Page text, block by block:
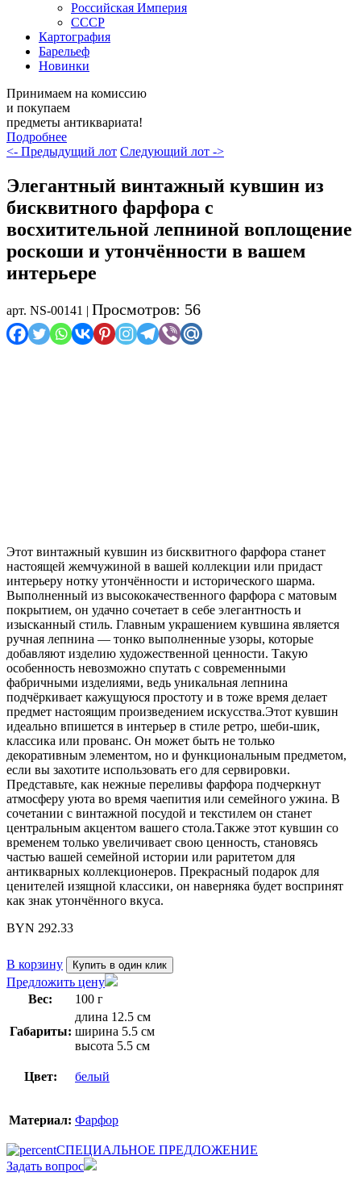
Российская Империя
СССР
Картография
Барельеф
Новинки
Принимаем на комиссию
и покупаем
предметы антиквариата!
Подробнее
<- Предыдущий лот Следующий лот ->
Элегантный винтажный кувшин из
бисквитного фарфора с
восхитительной лепниной воплощение
роскоши и утончённости в вашем
интерьере
арт. NS-00141 | Просмотров: 56
Этот винтажный кувшин из бисквитного фарфора станет
настоящей жемчужиной в вашей коллекции или придаст
интерьеру нотку утончённости и исторического шарма.
Выполненный из высококачественного фарфора с матовым
покрытием, он удачно сочетает в себе элегантность и
изысканный стиль. Главным украшением кувшина является
ручная лепнина — тонко выполненные узоры, которые
добавляют изделию художественной ценности. Такую
особенность невозможно спутать с современными
фабричными изделиями, ведь уникальная лепнина
подчёркивает кажущуюся простоту и в тоже время делает
предмет настоящим произведением искусства.Этот кувшин
идеально впишется в интерьер в стиле ретро, шеби-шик,
классика или прованс. Он может быть не только
декоративным элементом, но и функциональным предметом,
если вы захотите использовать его для сервировки.
Представьте, как нежные переливы фарфора подчеркнут
атмосферу уюта во время чаепития или семейного ужина. В
сочетании с винтажной посудой и текстилем он станет
центральным акцентом вашего стола.Также этот кувшин со
временем только увеличивает свою ценность, становясь
частью вашей семейной истории или раритетом для
антикварных коллекционеров. Прекрасный подарок для
ценителей изящной классики, он наверняка будет воспринят
как знак утончённого вкуса.
BYN 292.33
В корзину Купить в один клик
Предложить цену
Вес:
100 г
Габариты:
длина 12.5 см
ширина 5.5 см
высота 5.5 см
Цвет: белый
Материал: Фарфор
СПЕЦИАЛЬНОЕ ПРЕДЛОЖЕНИЕ
Задать вопрос